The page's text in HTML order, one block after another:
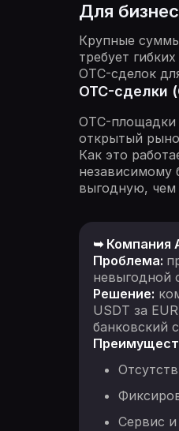
Для
Крупные
требует
OTC-сделок
OTC-сделки
OTC-
открытый
Как это
независимому
выгодную, чем
➥ Компания
Проблема:
невыгодной
Решение:
USDT за
банковский
Сервис